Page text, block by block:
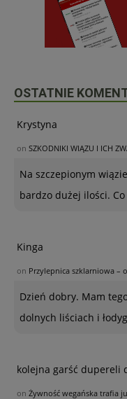
OSTATNIE
Krystyna
on SZKODNIKI WIĄZU I ICH
Na szczepionym
bardzo dużej ilości.
Kinga
on Przylepnica szklarniowa –
Dzień dobry. Mam
dolnych liściach i
kolejna garść dupereli
on Żywność wegańska trafia